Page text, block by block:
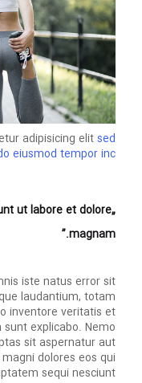
adipisicing elitsed
eiusmod tempor inc
ut labore et dolore
magnam.”
iste natus error sit
laudantium, totam
inventore veritatis et
explicabo. Nemo
sit aspernatur aut
dolores eos qui
sequi nesciunt.